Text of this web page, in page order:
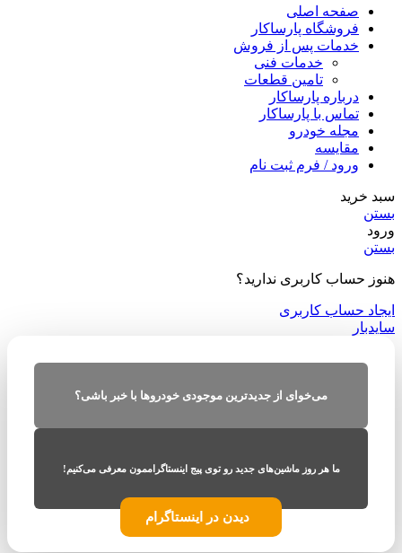
صفحه اصلی
فروشگاه پارساکار
خدمات پس از فروش
خدمات فنی
تامین قطعات
درباره پارساکار
تماس با پارساکار
مجله خودرو
مقایسه
ورود / فرم ثبت نام
سبد خرید
بستن
ورود
بستن
هنوز حساب کاربری ندارید؟
ایجاد حساب کاربری
سایدبار
می‌خوای از جدیدترین موجودی خودروها با خبر باشی؟
ما هر روز ماشین‌های جدید رو توی پیج اینستاگراممون معرفی می‌کنیم!
دیدن در اینستاگرام